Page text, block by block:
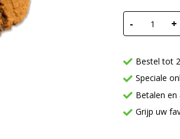
-
Haverkoek
+
Bestel tot
Speciale
Betalen
Grijp uw